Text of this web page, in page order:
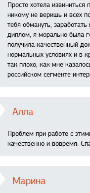
Просто хотела
никому не веришь и всех
тебя обмануть,
диплом, я морально была
получила качественный
нормальных условиях и в
так плохо, как мне
российском сегменте
Алла
Проблем при работе с
качественно и вовремя.
Марина